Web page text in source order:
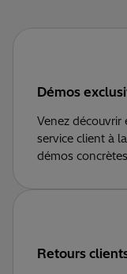
Démos
Venez
service client à
démos
Retours